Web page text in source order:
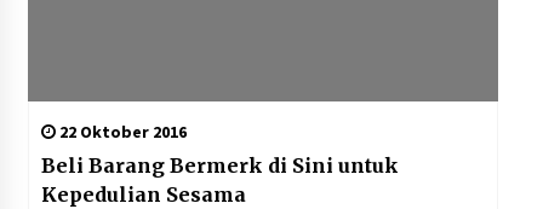
22 Oktober 2016
Beli Barang Bermerk di Sini untuk
Kepedulian Sesama